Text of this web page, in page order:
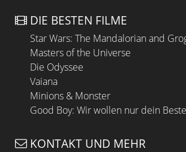
DIE BESTEN FILME
Star Wars: The Mandalorian and
Masters of the Universe
Die Odyssee
Vaiana
Minions & Monster
Good Boy: Wir wollen nur dein
KONTAKT UND MEHR